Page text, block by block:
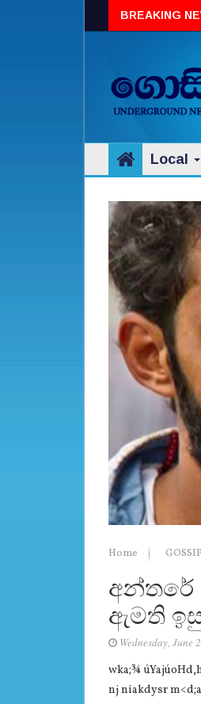
BREAKING
Local
Home
අන්තරේ
ඇමති
Wednesday, June
wka;¾
nj niakdysr